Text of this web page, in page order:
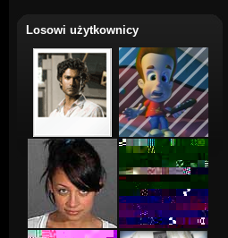
Losowi użytkownicy